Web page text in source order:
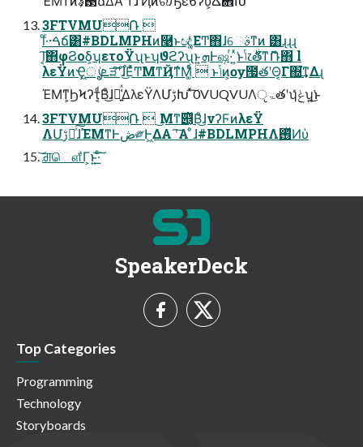
3FTVMU݁Ռ 
lͨ·ͨ·ࠓճ͸#BDLMPHͷ࿩ͱඥ͚͚ͮͨΕͲ΋ɺେࣄͳͷ ͸ɻɻɻ
l͔͠΋φϨοδ͕ʮετοΫʯͱʮϑϩʔʯͱ͍͏ܗͰஷ·ͬ ͍ͯ͘ͱݴ͏෭࣍తͳޮՌ΋ l
λεΫͷҾ͖ܧ͕͗ൃੜͨ࣌͠ʹɺ͜ΕͬͯͲΜͳҊ݅ͳΜ͚ͩͬ  ͱݴ͏ͷ͕ѹ౗తʹΘ͔Γ΍͘͢ͳΔɻ
ΈΜͳ͕ϦϞʔτ͔ͩΒͦ͜ɺ๊͍͑ͯΔλεΫΛՄࢹԽ ͯ͠0VUQVUΛੵۃతʹʮݟͤͯʯ͍͘͜ͱ
3FTVMU݁Ռ  ͜Μͳ࣌୅͔ͩΒͦ͜ɺνʔϜͷλεΫ
ΛՄࢹԽͯ͠ɺΈΜͳͰڞ༗Ͱ͖ΔΑ͏ ʹ͠Α͏ ͦ͏ɺ#BDLMPHΛ࢖ͬͯͶὑ
͝ਗ਼ௌ͋Γ͕ͱ͏͍͟͝·ͨ͠
SpeakerDeck
Top Categories
Programming
Technology
Storyboards